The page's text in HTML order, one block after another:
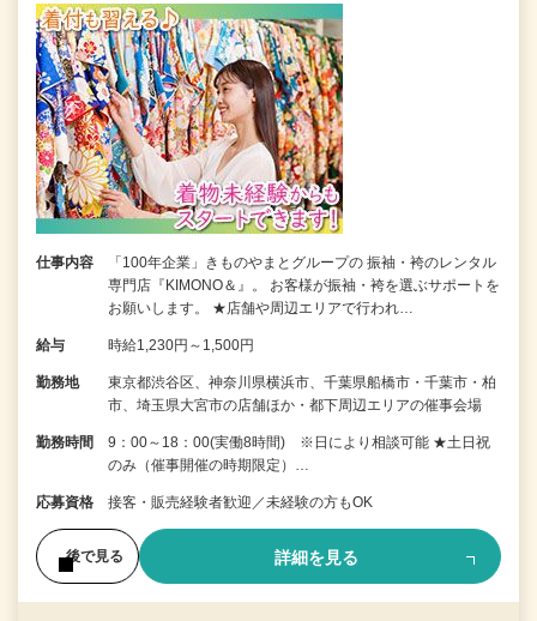
仕事内容
「100年企業」きものやまとグループの 振袖・袴のレンタル
専門店『KIMONO＆』。 お客様が振袖・袴を選ぶサポートを
お願いします。 ★店舗や周辺エリアで行われ…
給与 時給1,230円～1,500円
勤務地
東京都渋谷区、神奈川県横浜市、千葉県船橋市・千葉市・柏
市、埼玉県大宮市の店舗ほか・都下周辺エリアの催事会場
勤務時間
9：00～18：00(実働8時間) ※日により相談可能 ★土日祝
のみ（催事開催の時期限定）…
応募資格 接客・販売経験者歓迎／未経験の方もOK
後で見る 詳細を見る